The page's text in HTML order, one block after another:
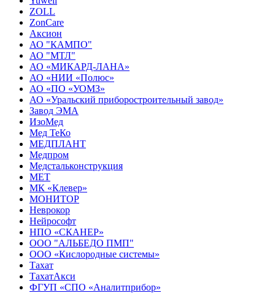
ZOLL
ZonCare
Аксион
АО "КАМПО"
АО "МТЛ"
АО «МИКАРД-ЛАНА»
АО «НИИ «Полюс»
АО «ПО «УОМЗ»
АО «Уральский приборостроительный завод»
Завод ЭМА
ИзоМед
Мед ТеКо
МЕДПЛАНТ
Медпром
Медстальконструкция
МЕТ
МК «Клевер»
МОНИТОР
Неврокор
Нейрософт
НПО «СКАНЕР»
ООО "АЛЬБЕДО ПМП"
ООО «Кислородные системы»
Тахат
ТахатАкси
ФГУП «СПО «Аналитприбор»